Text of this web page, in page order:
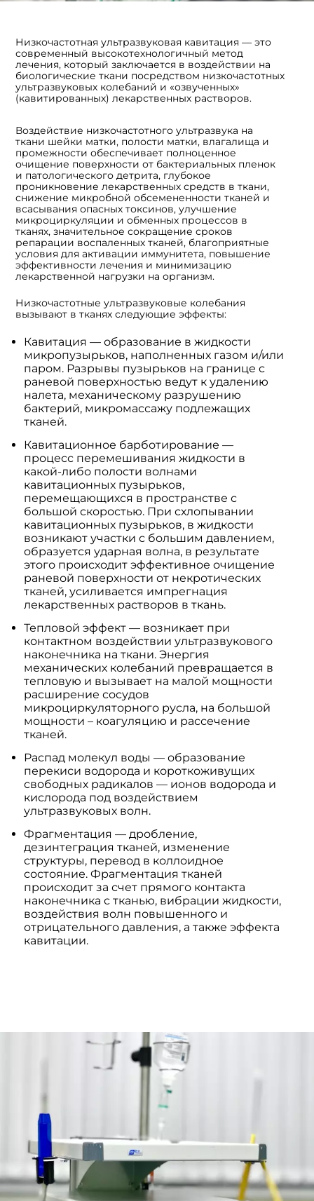
Низкочастотная ультразвуковая кавитация — это
современный высокотехнологичный метод
лечения, который заключается в воздействии на
биологические ткани посредством низкочастотных
ультразвуковых колебаний и «озвученных»
(кавитированных) лекарственных растворов.
Воздействие низкочастотного ультразвука на
ткани шейки матки, полости матки, влагалища и
промежности обеспечивает полноценное
очищение поверхности от бактериальных пленок
и патологического детрита, глубокое
проникновение лекарственных средств в ткани,
снижение микробной обсемененности тканей и
всасывания опасных токсинов, улучшение
микроциркуляции и обменных процессов в
тканях, значительное сокращение сроков
репарации воспаленных тканей, благоприятные
условия для активации иммунитета, повышение
эффективности лечения и минимизацию
лекарственной нагрузки на организм.
Низкочастотные ультразвуковые колебания
вызывают в тканях следующие эффекты:
Кавитация — образование в жидкости
микропузырьков, наполненных газом и/или
паром. Разрывы пузырьков на границе с
раневой поверхностью ведут к удалению
налета, механическому разрушению
бактерий, микромассажу подлежащих
тканей.
Кавитационное барботирование —
процесс перемешивания жидкости в
какой-либо полости волнами
кавитационных пузырьков,
перемещающихся в пространстве с
большой скоростью. При схлопывании
кавитационных пузырьков, в жидкости
возникают участки с большим давлением,
образуется ударная волна, в результате
этого происходит эффективное очищение
раневой поверхности от некротических
тканей, усиливается импрегнация
лекарственных растворов в ткань.
Тепловой эффект — возникает при
контактном воздействии ультразвукового
наконечника на ткани. Энергия
механических колебаний превращается в
тепловую и вызывает на малой мощности
расширение сосудов
микроциркуляторного русла, на большой
мощности – коагуляцию и рассечение
тканей.
Распад молекул воды — образование
перекиси водорода и короткоживущих
свободных радикалов — ионов водорода и
кислорода под воздействием
ультразвуковых волн.
Фрагментация — дробление,
дезинтеграция тканей, изменение
структуры, перевод в коллоидное
состояние. Фрагментация тканей
происходит за счет прямого контакта
наконечника с тканью, вибрации жидкости,
воздействия волн повышенного и
отрицательного давления, а также эффекта
кавитации.